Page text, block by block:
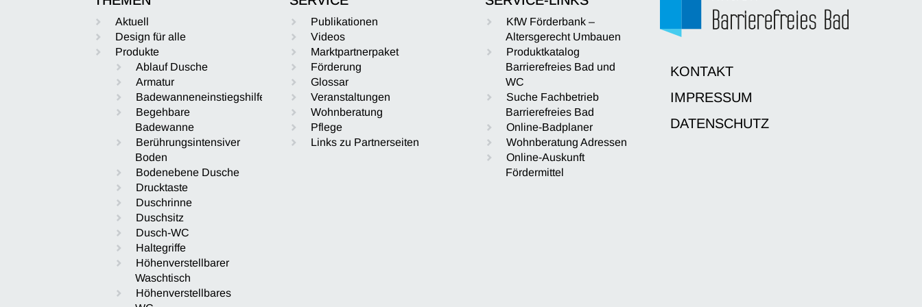
Aktuell
Design für alle
Produkte
Ablauf Dusche
Armatur
Badewanneneinstiegshilfe
Begehbare
Badewanne
Berührungsintensiver
Boden
Bodenebene Dusche
Drucktaste
Duschrinne
Duschsitz
Dusch-WC
Haltegriffe
Höhenverstellbarer
Waschtisch
Höhenverstellbares
Publikationen
Videos
Marktpartnerpaket
Förderung
Glossar
Veranstaltungen
Wohnberatung
Pflege
Links zu Partnerseiten
KfW Förderbank –
Altersgerecht Umbauen
Produktkatalog
Barrierefreies Bad und
WC
Suche Fachbetrieb
Barrierefreies Bad
Online-Badplaner
Wohnberatung Adressen
Online-Auskunft
Fördermittel
KONTAKT
IMPRESSUM
DATENSCHUTZ